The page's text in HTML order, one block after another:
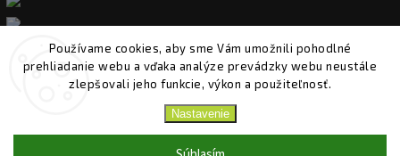
Používame cookies, aby sme Vám umožnili pohodlné
prehliadanie webu a vďaka analýze prevádzky webu neustále
zlepšovali jeho funkcie, výkon a použiteľnosť.
Nastavenie
HillVital. Všetky práva vyhradené.